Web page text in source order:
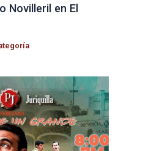
Novilleril en El